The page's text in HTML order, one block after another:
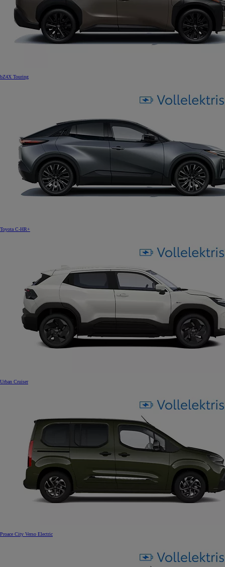
bZ4X Touring
Toyota C-HR+
Urban Cruiser
Proace City Verso Electric